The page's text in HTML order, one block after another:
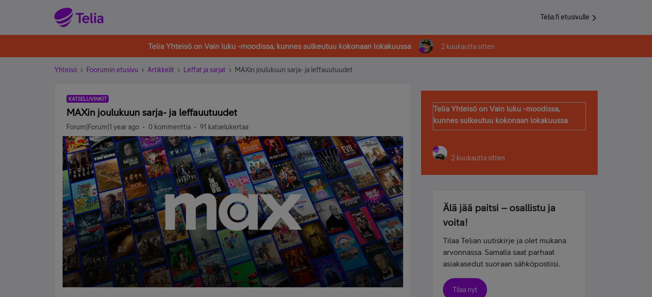
Telia.fi etusivulle
Telia Yhteisö on Vain luku -moodissa, kunnes sulkeutuu kokonaan lokakuussa 2 kuukautta sitten
Yhteisö Foorumin etusivu Artikkelit Leffat ja sarjat MAXin joulukuun sarja- ja leffauutuudet
KATSELUVINKIT
MAXin joulukuun sarja- ja leffauutuudet
Forum|Forum|1 year ago 0 kommenttia 91 katselukertaa
Telia Yhteisö on Vain luku -moodissa,
kunnes sulkeutuu kokonaan lokakuussa
2 kuukautta sitten
Älä jää paitsi – osallistu ja
voita!
Tilaa Telian uutiskirje ja olet mukana
arvonnassa. Samalla saat parhaat
asiakasedut suoraan sähköpostiisi.
Tilaa nyt